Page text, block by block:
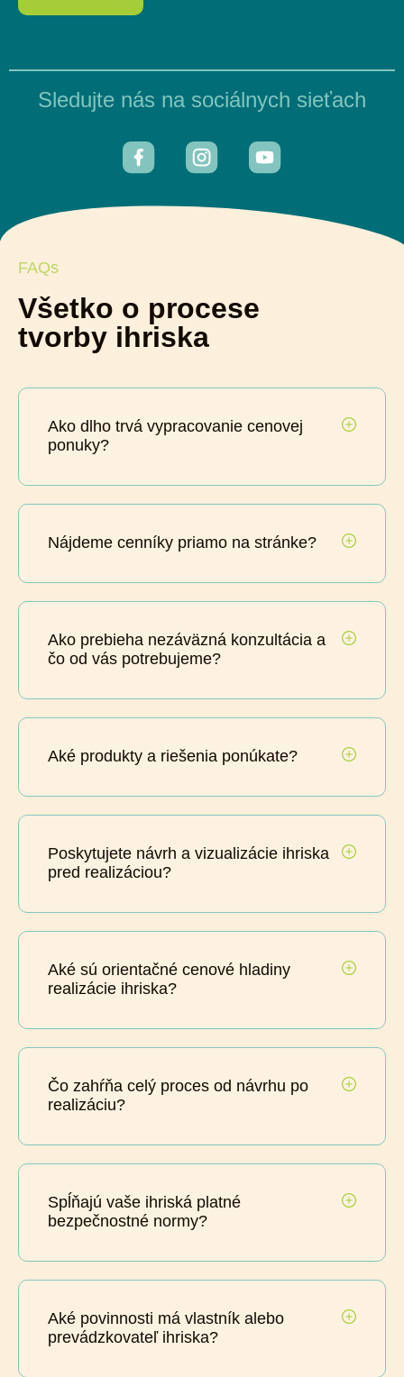
Sledujte nás na sociálnych sieťach
FAQs
Všetko o procese
tvorby ihriska
Ako dlho trvá vypracovanie cenovej
ponuky?
Nájdeme cenníky priamo na stránke?
Ako prebieha nezáväzná konzultácia a
čo od vás potrebujeme?
Aké produkty a riešenia ponúkate?
Poskytujete návrh a vizualizácie ihriska
pred realizáciou?
Aké sú orientačné cenové hladiny
realizácie ihriska?
Čo zahŕňa celý proces od návrhu po
realizáciu?
Spĺňajú vaše ihriská platné
bezpečnostné normy?
Aké povinnosti má vlastník alebo
prevádzkovateľ ihriska?